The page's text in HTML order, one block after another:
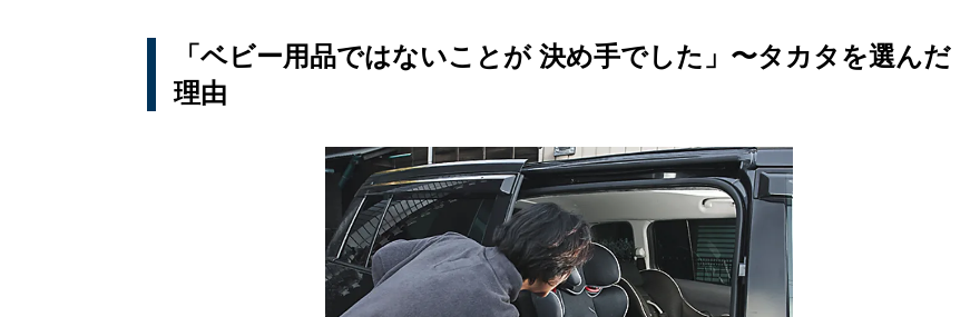
u
t
「ベビー用品ではないことが 決め手でした」〜タカタを選んだ
理由